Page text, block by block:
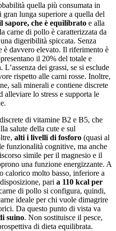
quella più consumata in
lunga superiore a quella del
sapore, che è equilibrato e alla
carne di pollo è caratterizzata da
digeribilità spiccata. Senza
è davvero elevato. Il riferimento è
il 20% del totale e
dei grassi, se si esclude
rispetto alle carni rosse. Inoltre,
sali minerali e contiene discrete
alleviare lo stress e supporta le
di vitamine B2 e B5, che
salute della cute e sul
alti i livelli di fosforo (quasi al
funzionalità cognitive, ma anche
simile per il magnesio e il
una funzione energizzante. A
calorico molto basso, inferiore a
pari a 110 kcal per
di pollo si configura, quindi,
ideale per chi vuole dimagrire
Da questo punto di vista va
suino. Non sostituisce il pesce,
di dieta equilibrata.